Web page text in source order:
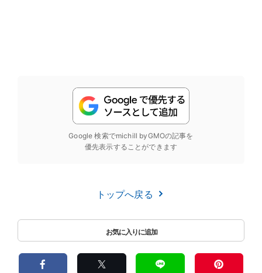
Google 検索でmichill byGMOの記事を
優先表示することができます
トップへ戻る